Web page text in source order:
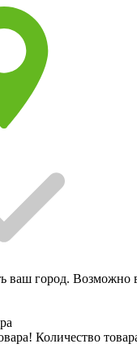
ваш город. Возможно
Количество